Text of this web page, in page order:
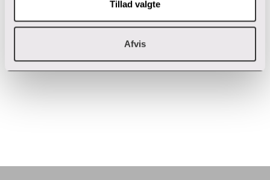
Tillad valgte
Afvis
E:teng@via.dk